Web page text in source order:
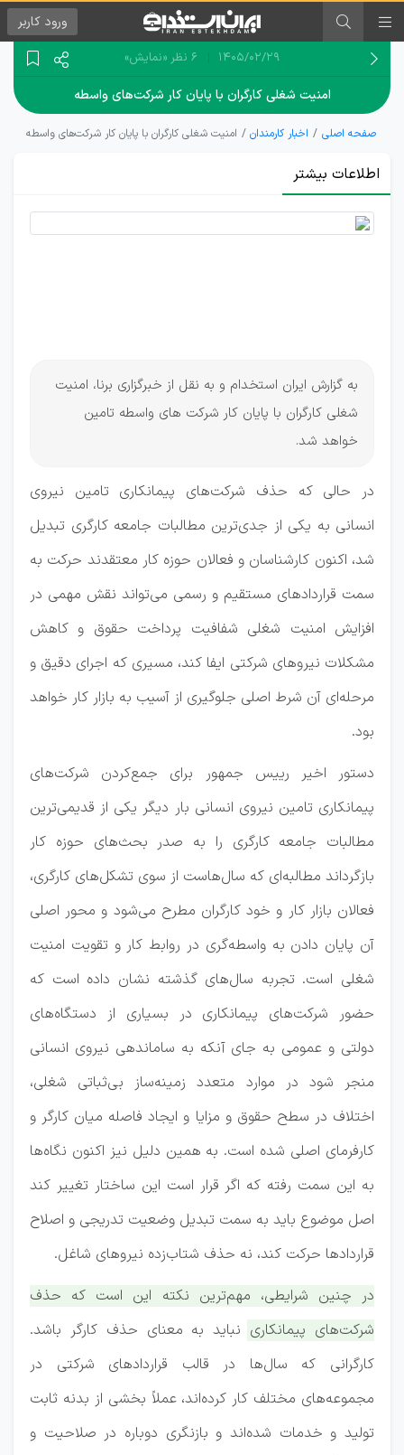
ورود کاربر
۱۴۰۵/۰۲/۲۹ 6 نظر «نمایش»
امنیت شغلی کارگران با پایان کار شرکت‌های واسطه
صفحه اصلی اخبار کارمندان امنیت شغلی کارگران با پایان کار شرکت‌های واسطه
اطلاعات بیشتر
خداحافظی
به گزارش ایران استخدام و به نقل از خبرگزاری برنا، امنیت
شغلی کارگران با پایان کار شرکت های واسطه تامین
خواهد شد.
در حالی که حذف شرکت‌های پیمانکاری تامین نیروی
انسانی به یکی از جدی‌ترین مطالبات جامعه کارگری تبدیل
شد، اکنون کارشناسان و فعالان حوزه کار معتقدند حرکت به
سمت قراردادهای مستقیم و رسمی می‌تواند نقش مهمی در
افزایش امنیت شغلی شفافیت پرداخت حقوق و کاهش
مشکلات نیروهای شرکتی ایفا کند، مسیری که اجرای دقیق و
مرحله‌ای آن شرط اصلی جلوگیری از آسیب به بازار کار خواهد
بود.
دستور اخیر رییس جمهور برای جمع‌کردن شرکت‌های
پیمانکاری تامین نیروی انسانی بار دیگر یکی از قدیمی‌ترین
مطالبات جامعه کارگری را به صدر بحث‌های حوزه کار
بازگرداند مطالبه‌ای که سال‌هاست از سوی تشکل‌های کارگری،
فعالان بازار کار و خود کارگران مطرح می‌شود و محور اصلی
آن پایان دادن به واسطه‌گری در روابط کار و تقویت امنیت
شغلی است. تجربه سال‌های گذشته نشان داده است که
حضور شرکت‌های پیمانکاری در بسیاری از دستگاه‌های
دولتی و عمومی به جای آنکه به ساماندهی نیروی انسانی
منجر شود در موارد متعدد زمینه‌ساز بی‌ثباتی شغلی،
اختلاف در سطح حقوق و مزایا و ایجاد فاصله میان کارگر و
کارفرمای اصلی شده است. به همین دلیل نیز اکنون نگاه‌ها
به این سمت رفته که اگر قرار است این ساختار تغییر کند
اصل موضوع باید به سمت تبدیل وضعیت تدریجی و اصلاح
قراردادها حرکت کند، نه حذف شتاب‌زده نیروهای شاغل.
در چنین شرایطی، مهم‌ترین نکته این است که حذف
شرکت‌های پیمانکاری نباید به معنای حذف کارگر باشد.
کارگرانی که سال‌ها در قالب قراردادهای شرکتی در
مجموعه‌های مختلف کار کرده‌اند، عملاً بخشی از بدنه ثابت
تولید و خدمات شده‌اند و بازنگری دوباره در صلاحیت و